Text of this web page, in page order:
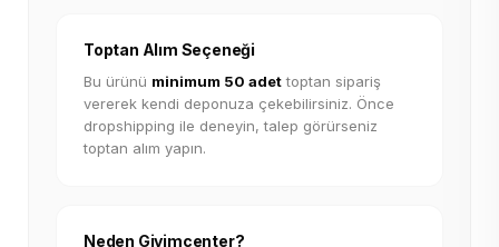
Toptan Alım Seçeneği
Bu ürünü minimum 50 adettoptan sipariş
vererek kendi deponuza çekebilirsiniz. Önce
dropshipping ile deneyin, talep görürseniz
toptan alım yapın.
Neden Giyimcenter?